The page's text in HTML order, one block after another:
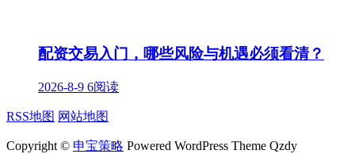
配资交易入门，哪些风险与机遇必须看清？
2026-8-9 6阅读
RSS地图 网站地图
Copyright © 申宝策略 Powered WordPress Theme Qzdy